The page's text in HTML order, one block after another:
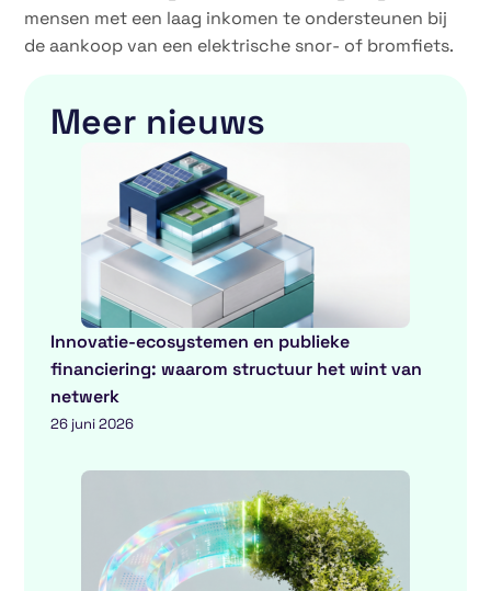
mensen met een laag inkomen te ondersteunen bij
de aankoop van een elektrische snor- of bromfiets.
Meer nieuws
Innovatie-ecosystemen en publieke
financiering: waarom structuur het wint van
netwerk
26 juni 2026